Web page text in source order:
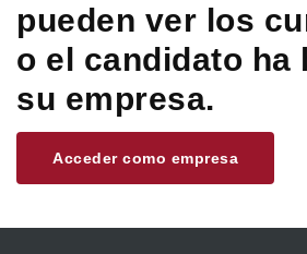
pueden ver los
o el candidato ha
su empresa.
Acceder como empresa